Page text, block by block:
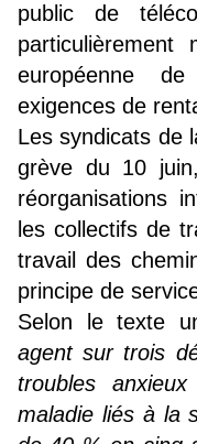
public de
particulièrement
européenne
exigences de
Les syndicats de
grève du 10
réorganisations
les collectifs de
travail des
principe de
Selon le texte
agent sur trois
troubles
maladie liés à la